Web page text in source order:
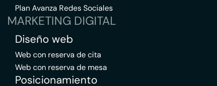
Plan Avanza Redes Sociales
MARKETING DIGITAL
Diseño web
Web con reserva de cita
Web con reserva de mesa
Posicionamiento